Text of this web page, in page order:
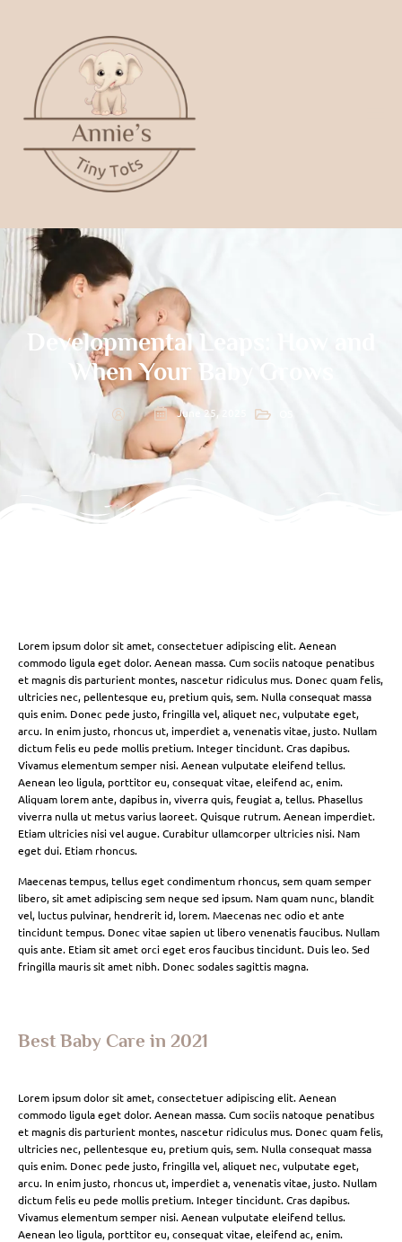
Developmental Leaps: How and
When Your Baby Grows
June 25, 2025
Lorem ipsum dolor sit amet, consectetuer adipiscing elit. Aenean
commodo ligula eget dolor. Aenean massa. Cum sociis natoque penatibus
et magnis dis parturient montes, nascetur ridiculus mus. Donec quam felis,
ultricies nec, pellentesque eu, pretium quis, sem. Nulla consequat massa
quis enim. Donec pede justo, fringilla vel, aliquet nec, vulputate eget,
arcu. In enim justo, rhoncus ut, imperdiet a, venenatis vitae, justo. Nullam
dictum felis eu pede mollis pretium. Integer tincidunt. Cras dapibus.
Vivamus elementum semper nisi. Aenean vulputate eleifend tellus.
Aenean leo ligula, porttitor eu, consequat vitae, eleifend ac, enim.
Aliquam lorem ante, dapibus in, viverra quis, feugiat a, tellus. Phasellus
viverra nulla ut metus varius laoreet. Quisque rutrum. Aenean imperdiet.
Etiam ultricies nisi vel augue. Curabitur ullamcorper ultricies nisi. Nam
eget dui. Etiam rhoncus.
Maecenas tempus, tellus eget condimentum rhoncus, sem quam semper
libero, sit amet adipiscing sem neque sed ipsum. Nam quam nunc, blandit
vel, luctus pulvinar, hendrerit id, lorem. Maecenas nec odio et ante
tincidunt tempus. Donec vitae sapien ut libero venenatis faucibus. Nullam
quis ante. Etiam sit amet orci eget eros faucibus tincidunt. Duis leo. Sed
fringilla mauris sit amet nibh. Donec sodales sagittis magna.
Best Baby Care in 2021
Lorem ipsum dolor sit amet, consectetuer adipiscing elit. Aenean
commodo ligula eget dolor. Aenean massa. Cum sociis natoque penatibus
et magnis dis parturient montes, nascetur ridiculus mus. Donec quam felis,
ultricies nec, pellentesque eu, pretium quis, sem. Nulla consequat massa
quis enim. Donec pede justo, fringilla vel, aliquet nec, vulputate eget,
arcu. In enim justo, rhoncus ut, imperdiet a, venenatis vitae, justo. Nullam
dictum felis eu pede mollis pretium. Integer tincidunt. Cras dapibus.
Vivamus elementum semper nisi. Aenean vulputate eleifend tellus.
Aenean leo ligula, porttitor eu, consequat vitae, eleifend ac, enim.